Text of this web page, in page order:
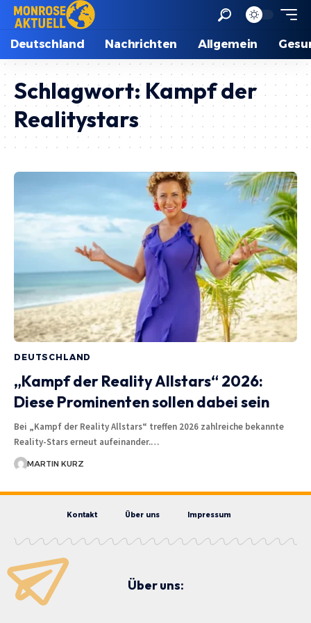
Deutschland Nachrichten Allgemein
Schlagwort: Kampf der
Realitystars
DEUTSCHLAND
„Kampf der Reality Allstars“ 2026:
Diese Prominenten sollen dabei sein
Bei „Kampf der Reality Allstars“ treffen 2026 zahlreiche bekannte
Reality-Stars erneut aufeinander.…
MARTIN KURZ
Kontakt Über uns Impressum
Über uns: